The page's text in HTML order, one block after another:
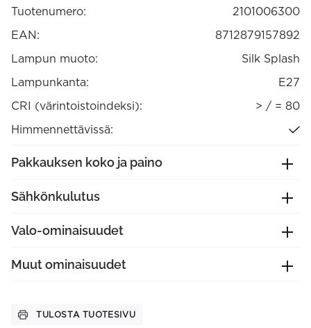
himmennettävä
määrä
Tuotenumero:
2101006300
EAN:
8712879157892
Lampun muoto:
Silk Splash
Lampunkanta:
E27
CRI (värintoistoindeksi):
> / = 80
Himmennettävissä:
Pakkauksen koko ja paino
Sähkönkulutus
Valo-ominaisuudet
Muut ominaisuudet
TULOSTA TUOTESIVU